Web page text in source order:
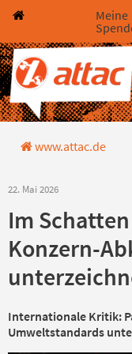
Direkt zum Hauptinhalt
Direkt zur Haupt-
Direkt zur Service-
Direkt zur Footer-
Direkt zum Footerinhalt
Meine
www.attac.de
22. Mai 2026
Im
Konzern-
Internationale Kritik:
Umweltstandards